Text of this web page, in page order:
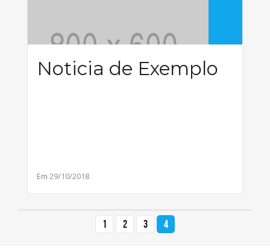
Noticia de Exemplo
Em 29/10/2018
1 2 3 4